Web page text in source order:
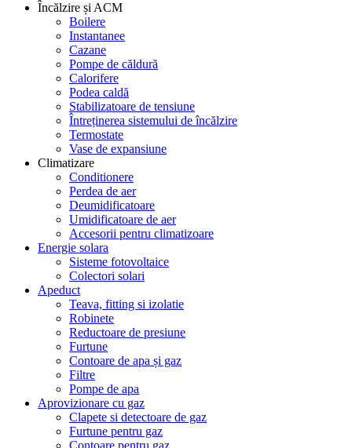
Încălzire și ACM
Boilere
Instantanee
Cazane
Pompe de căldură
Calorifere
Podea caldă
Stabilizatoare de tensiune
Întreținerea sistemului de încălzire
Termostate
Vase de expansiune
Climatizare
Conditionere
Perdea de aer
Deumidificatoare
Umidificatoare de aer
Accesorii pentru climatizoare
Energie solara
Sisteme fotovoltaice
Colectori solari
Apeduct
Teava, fitting si izolatie
Robinete
Reductoare de presiune
Furtune
Contoare de apa și gaz
Filtre
Pompe de apa
Aprovizionare cu gaz
Clapete si detectoare de gaz
Furtune pentru gaz
Contoare pentru gaz